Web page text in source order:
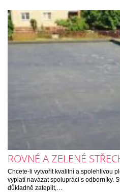
ROVNÉ A ZELENÉ
Chcete-li vytvořit kvalitní a spolehlivou
vyplatí navázat spolupráci s odborníky.
důkladně zateplit,…